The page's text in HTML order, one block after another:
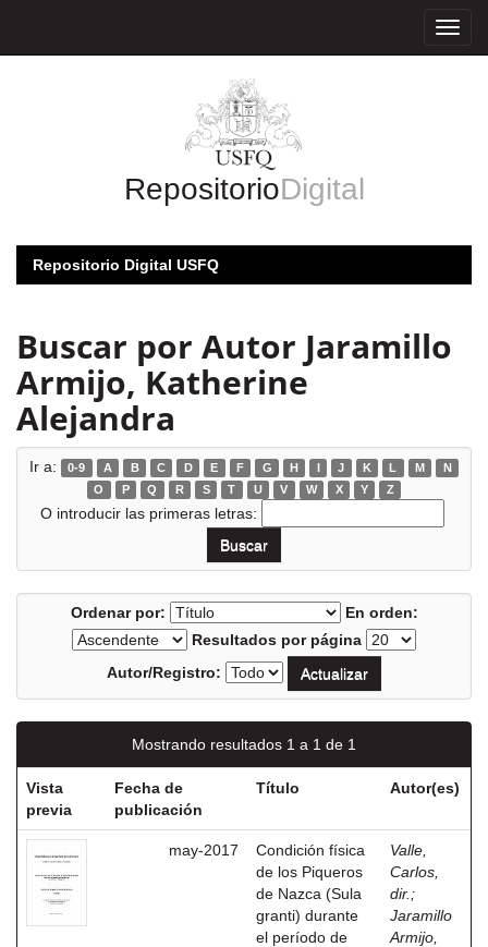
RepositorioDigital
Repositorio Digital USFQ
Buscar por Autor Jaramillo
Armijo, Katherine
Alejandra
Ir a: 0-9 A B C D E F G H I J K L M
N
O
P Q R S T U V W X Y Z
O introducir las primeras letras:
Ordenar por:
En orden:
Resultados por página
Autor/Registro:
Mostrando resultados 1 a 1 de 1
Vista
previa
Fecha de
publicación
Título Autor(es)
may-2017
Condición física
de los Piqueros
de Nazca (Sula
granti) durante
el período de
Valle,
Carlos,
dir. ;
Jaramillo
Armijo,